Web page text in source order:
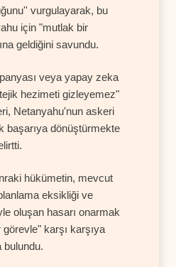
vurgulayarak, bu
için "mutlak bir
geldiğini savundu.
veya yapay zeka
hezimeti gizleyemez"
Netanyahu'nun askeri
başarıya dönüştürmekte
hükümetin, mevcut
eksikliği ve
oluşan hasarı onarmak
karşı karşıya
bulundu.